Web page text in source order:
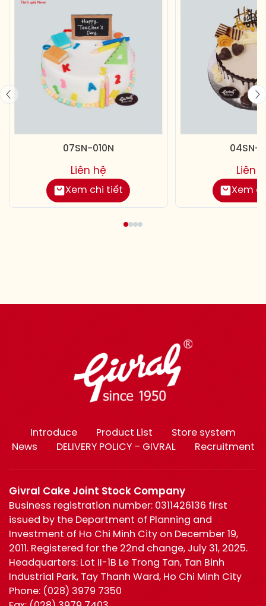
07SN-010N
Xem chi tiết
Liên hệ
04SN-
Xem
Liên
Introduce Product List
Store system
News
DELIVERY POLICY – GIVRAL Recruitment
Givral Cake Joint Stock Company
Business registration number: 0311426136 first
issued by the Department of Planning and
Investment of Ho Chi Minh City on December 19,
2011. Registered for the 22nd change, July 31, 2025.
Headquarters: Lot II-1B Le Trong Tan, Tan Binh
Industrial Park, Tay Thanh Ward, Ho Chi Minh City
Phone: (028) 3979 7350